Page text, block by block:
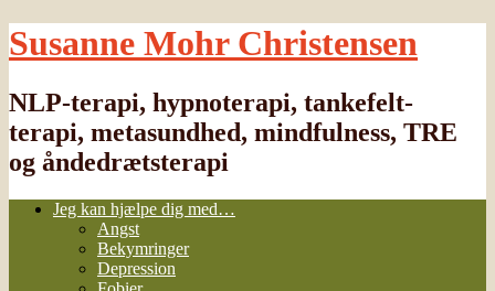
Susanne Mohr Christensen
NLP-terapi, hypnoterapi, tankefelt-
terapi, metasundhed, mindfulness, TRE
og åndedrætsterapi
Jeg kan hjælpe dig med…
Angst
Bekymringer
Depression